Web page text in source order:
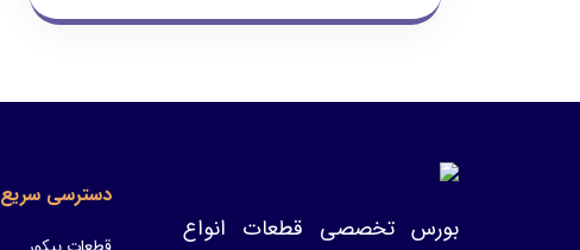
بورس تخصصی قطعات انواع
دسترسی سریع